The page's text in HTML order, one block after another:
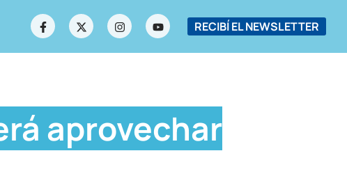
RECIBÍ EL NEWSLETTER
aprovechar